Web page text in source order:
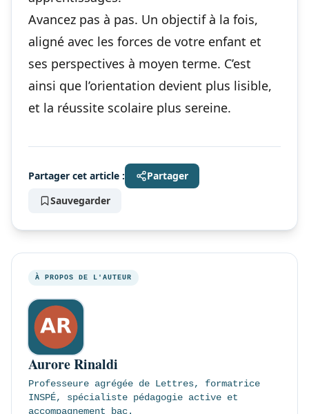
Avancez pas à pas. Un objectif à la fois,
aligné avec les forces de votre enfant et
ses perspectives à moyen terme. C’est
ainsi que l’orientation devient plus lisible,
et la réussite scolaire plus sereine.
Partager cet article :
Partager
Sauvegarder
À PROPOS DE L'AUTEUR
Aurore Rinaldi
Professeure agrégée de Lettres, formatrice
INSPÉ, spécialiste pédagogie active et
accompagnement bac.